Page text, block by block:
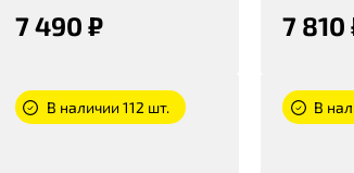
7 490 ₽ 7 810
В наличии 112 шт. В